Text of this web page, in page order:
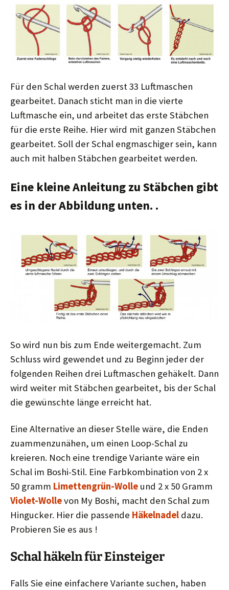
Für den Schal werden zuerst 33 Luftmaschen
gearbeitet. Danach sticht man in die vierte
Luftmasche ein, und arbeitet das erste Stäbchen
für die erste Reihe. Hier wird mit ganzen Stäbchen
gearbeitet. Soll der Schal engmaschiger sein, kann
auch mit halben Stäbchen gearbeitet werden.
Eine kleine Anleitung zu Stäbchen gibt
es in der Abbildung unten. .
So wird nun bis zum Ende weitergemacht. Zum
Schluss wird gewendet und zu Beginn jeder der
folgenden Reihen drei Luftmaschen gehäkelt. Dann
wird weiter mit Stäbchen gearbeitet, bis der Schal
die gewünschte länge erreicht hat.
Eine Alternative an dieser Stelle wäre, die Enden
zuammenzunähen, um einen Loop-Schal zu
kreieren. Noch eine trendige Variante wäre ein
Schal im Boshi-Stil. Eine Farbkombination von 2 x
50 gramm Limettengrün-Wolle und 2 x 50 Gramm
Violet-Wollevon My Boshi, macht den Schal zum
Hingucker. Hier die passende Häkelnadel dazu.
Probieren Sie es aus !
Schal häkeln für Einsteiger
Falls Sie eine einfachere Variante suchen, haben